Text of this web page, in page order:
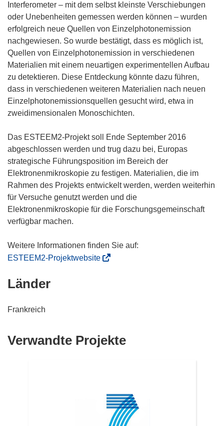
Interferometer – mit dem selbst kleinste Verschiebungen
oder Unebenheiten gemessen werden können – wurden
erfolgreich neue Quellen von Einzelphotonemission
nachgewiesen. So wurde bestätigt, dass es möglich ist,
Quellen von Einzelphotonemission in verschiedenen
Materialien mit einem neuartigen experimentellen Aufbau
zu detektieren. Diese Entdeckung könnte dazu führen,
dass in verschiedenen weiteren Materialien nach neuen
Einzelphotonemissionsquellen gesucht wird, etwa in
zweidimensionalen Monoschichten.
Das ESTEEM2-Projekt soll Ende September 2016
abgeschlossen werden und trug dazu bei, Europas
strategische Führungsposition im Bereich der
Elektronenmikroskopie zu festigen. Materialien, die im
Rahmen des Projekts entwickelt werden, werden weiterhin
für Versuche genutzt werden und die
Elektronenmikroskopie für die Forschungsgemeinschaft
verfügbar machen.
ESTEEM2-Projektwebsite(
i
Länder
Frankreich
Verwandte Projekte